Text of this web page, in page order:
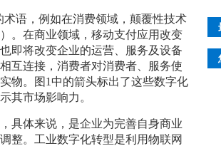
语，例如在消费领域，颠覆性技术
。在商业领域，移动支付应用改变
即将改变企业的运营、服务及设备
互连接，消费者对消费者、服务使
物。图1中的箭头标出了这些数字化
其市场影响力。
具体来说，是企业为完善自身商业
整。工业数字化转型是利用物联网